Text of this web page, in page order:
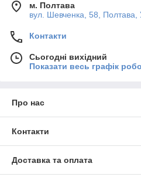
м. Полтава
вул. Шевченка, 58, Полтава,
Контакти
Сьогодні вихідний
Показати весь графік
Про нас
Контакти
Доставка та оплата